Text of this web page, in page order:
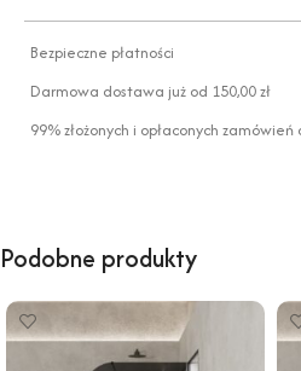
Bezpieczne płatności
Darmowa dostawa już od 150,00 zł
99% złożonych i opłaconych
Podobne produkty